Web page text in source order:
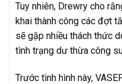
Tuy nhiên, Drewry cho
khai thành công các đợt
sẽ gặp nhiều thách thức
tình trạng dư thừa công
Trước tình hình này,